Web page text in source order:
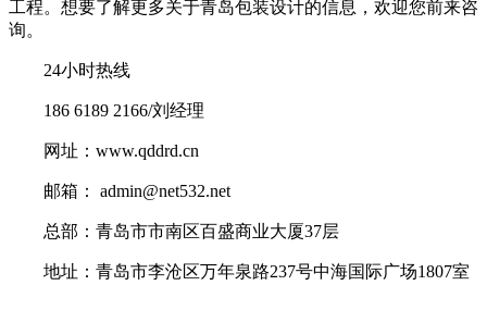
工程。想要了解更多关于青岛包装设计的信息，欢迎您前来咨
询。
24小时热线
186 6189 2166/刘经理
网址：www.qddrd.cn
邮箱： admin@net532.net
总部：青岛市市南区百盛商业大厦37层
地址：青岛市李沧区万年泉路237号中海国际广场1807室